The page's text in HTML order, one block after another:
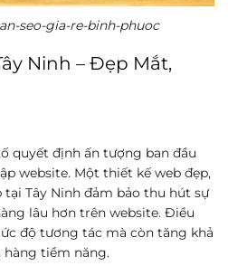
seo-gia-re-binh-phuoc
Ninh – Đẹp Mắt,
quyết định ấn tượng ban đầu
website. Một thiết kế web đẹp,
tại Tây Ninh đảm bảo thu hút sự
lâu hơn trên website. Điều
độ tương tác mà còn tăng khả
hàng tiềm năng.